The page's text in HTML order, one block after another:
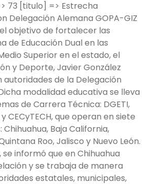
73 [titulo] => Estrecha
Delegación Alemana GOPA-GIZ
objetivo de fortalecer las
de Educación Dual en las
Superior en el estado, el
y Deporte, Javier González
autoridades de la Delegación
modalidad educativa se lleva
de Carrera Técnica: DGETI,
y CECyTECH, que operan en siete
Baja California,
Roo, Jalisco y Nuevo León.
informó que en Chihuahua
y se trabaja de manera
estatales, municipales,